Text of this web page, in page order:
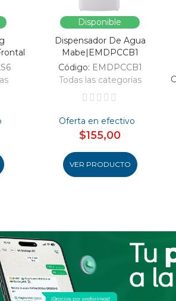
Disponible
Dispensador De Agua
Mabe|EMDPCCB1
Código: EMDPCCB1
Todas las categorías
Oferta en efectivo
$155,00
VER PRODUCTO